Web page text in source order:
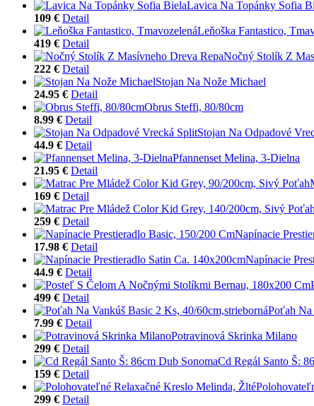
Lavica Na Topánky Sofia
109 € Detail
Leňoška Fantastico,
419 € Detail
Nočný Stolík Z
222 € Detail
Stojan Na Nože Michael
24.95 € Detail
Obrus Steffi, 80/80cm
8.99 € Detail
Stojan Na Odpadové
44.9 € Detail
Pfannenset Melina, 3-Dielna
21.95 € Detail
169 € Detail
259 € Detail
Napínacie
17.98 € Detail
Napínacie
44.9 € Detail
499 € Detail
Poťah Na
7.99 € Detail
Potravinová Skrinka Milano
299 € Detail
Cd Regál Santo Š:
159 € Detail
299 € Detail